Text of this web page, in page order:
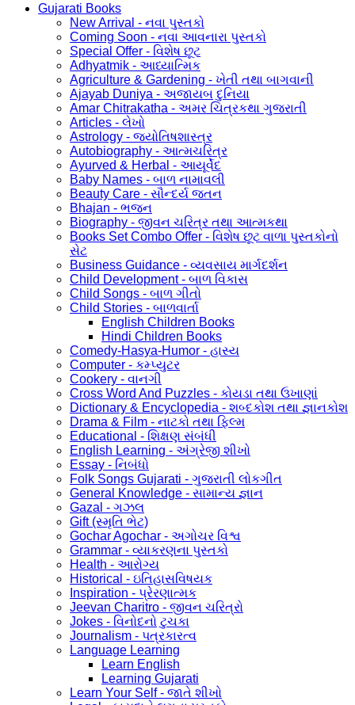
Gujarati Books
New Arrival - નવા પુસ્તકો
Coming Soon - નવા આવનારા પુસ્તકો
Special Offer - વિશેષ છૂટ
Adhyatmik - આધ્યાત્મિક
Agriculture & Gardening - ખેતી તથા બાગવાની
Ajayab Duniya - અજાયબ દુનિયા
Amar Chitrakatha - અમર ચિત્રકથા ગુજરાતી
Articles - લેખો
Astrology - જ્યોતિષશાસ્ત્ર
Autobiography - આત્મચરિત્ર
Ayurved & Herbal - આયૂર્વેદ
Baby Names - બાળ નામાવલી
Beauty Care - સૌન્દર્ય જતન
Bhajan - ભજન
Biography - જીવન ચરિત્ર તથા આત્મકથા
Books Set Combo Offer - વિશેષ છૂટ વાળા પુસ્તકોનો
સેટ
Business Guidance - વ્યવસાય માર્ગદર્શન
Child Development - બાળ વિકાસ
Child Songs - બાળ ગીતો
Child Stories - બાળવાર્તા
English Children Books
Hindi Children Books
Comedy-Hasya-Humor - હાસ્ય
Computer - કમ્પ્યુટર
Cookery - વાનગી
Cross Word And Puzzles - કોયડા તથા ઉખાણાં
Dictionary & Encyclopedia - શબ્દકોશ તથા જ્ઞાનકોશ
Drama & Film - નાટકો તથા ફિલ્મ
Educational - શિક્ષણ સંબંધી
English Learning - અંગ્રેજી શીખો
Essay - નિબંધો
Folk Songs Gujarati - ગુજરાતી લોકગીત
General Knowledge - સામાન્ય જ્ઞાન
Gazal - ગઝલ
Gift (સ્મૃતિ ભેટ)
Gochar Agochar - અગોચર વિશ્વ
Grammar - વ્યાકરણના પુસ્તકો
Health - આરોગ્ય
Historical - ઇતિહાસવિષયક
Inspiration - પ્રેરણાત્મક
Jeevan Charitro - જીવન ચરિત્રો
Jokes - વિનોદનો ટુચકા
Journalism - પત્રકારત્વ
Language Learning
Learn English
Learning Gujarati
Learn Your Self - જાતે શીખો